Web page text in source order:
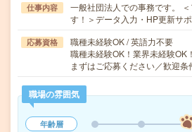
仕事内容
一般社団法人での事務です。
す！＞データ入力・HP更新サ
応募資格
職種未経験OK / 英語力不要
職種未経験OK！業界未経験OK
まずはご応募ください／歓迎
職場の雰囲気
年齢層